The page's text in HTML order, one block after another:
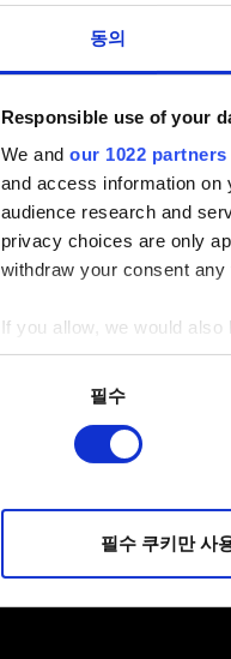
동의
Responsible use of your
We and our 1022 partners
and access information on
audience research and
privacy choices are only
withdraw your consent
If you allow, we would also
Collect information
Identify your
Find out more about how
피드백을 제공하여 사용자
소통할 경우, 사용자의 선
필수
필수 쿠키만 사